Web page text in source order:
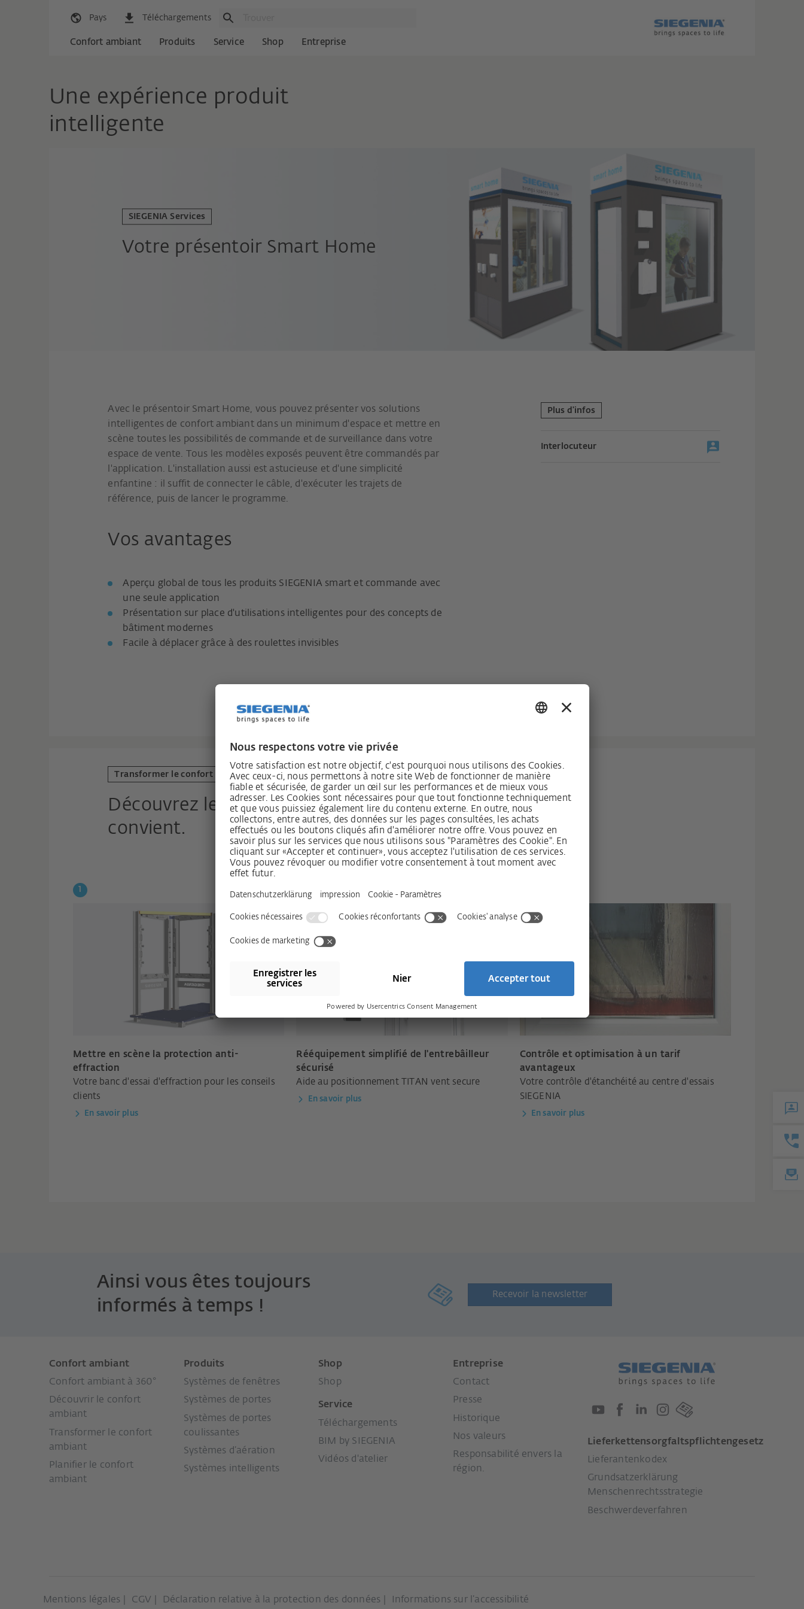
Pays Téléchargements
Confort ambiant Produits Service Shop Entreprise
Une expérience produit
intelligente
SIEGENIA Services
Votre présentoir Smart Home
Avec le présentoir Smart Home, vous pouvez présenter vos solutions
intelligentes de confort ambiant dans un minimum d'espace et mettre en
scène toutes les possibilités de commande et de surveillance dans votre
espace de vente. Tous les modèles exposés peuvent être commandés par
l'application. L'installation aussi est astucieuse et d'une simplicité
enfantine : il suffit de connecter le câble, d'exécuter les trajets de
référence, puis de lancer le programme.
Vos avantages
Aperçu global de tous les produits SIEGENIA smart et commande avec
une seule application
Présentation sur place d'utilisations intelligentes pour des concepts de
bâtiment modernes
Facile à déplacer grâce à des roulettes invisibles
Plus d'infos
Interlocuteur
Transformer le confort ambiant
Découvrez le confort ambiant qui vous
convient.
Mettre en scène la protection anti-
effraction
Votre banc d'essai d'effraction pour les conseils
clients
En savoir plus
Rééquipement simplifié de l'entrebâilleur
sécurisé
Aide au positionnement TITAN vent secure
En savoir plus
Contrôle et optimisation à un tarif
avantageux
Votre contrôle d'étanchéité au centre d'essais
SIEGENIA
En savoir plus
Ainsi vous êtes toujours
informés à temps !
Recevoir la newsletter
Confort ambiant
Confort ambiant à 360°
Découvrir le confort
ambiant
Transformer le confort
ambiant
Planifier le confort
ambiant
Produits
Systèmes de fenêtres
Systèmes de portes
Systèmes de portes
coulissantes
Systèmes d’aération
Systèmes intelligents
Shop
Shop
Service
Téléchargements
BIM by SIEGENIA
Vidéos d'atelier
Entreprise
Contact
Presse
Historique
Nos valeurs
Responsabilité envers la
région.
Lieferkettensorgfaltspflichtengesetz
Lieferantenkodex
Grundsatzerklärung
Menschenrechtsstrategie
Beschwerdeverfahren
Mentions légales CGV Déclaration relative à la protection des données Informations sur l’accessibilité